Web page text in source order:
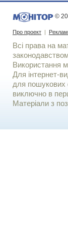
©
Про проект |
Всі права на
Використання
Для iнтернет-
для пошукових
виключно в
Матеріали з